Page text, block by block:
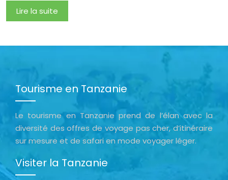
Lire la suite
Tourisme en Tanzanie
Le tourisme en Tanzanie prend de l’élan avec la
diversité des offres de voyage pas cher, d’itinéraire
sur mesure et de safari en mode voyager léger.
Visiter la Tanzanie